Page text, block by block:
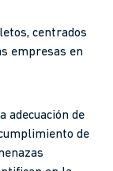
centrados
empresas en
adecuación de
de